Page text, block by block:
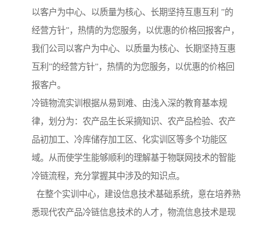
以客户为中心、以质量为核心、长期坚持互惠互利 ”的
经营方针”，热情的为您服务，以优惠的价格回报客户，
我们公司以客户为中心、以质量为核心、长期坚持互惠
互利”的经营方针”，热情的为您服务，以优惠的价格回
报客户。
冷链物流实训根据从易到难、由浅入深的教育基本规
律，划分为：农产品生长采摘知识、农产品检验、农产
品初加工、冷库储存加工区、化实训区等多个功能区
域。从而使学生能够顺利的理解基于物联网技术的智能
冷链流程，充分掌握其中涉及的知识点。
在整个实训中心，建设信息技术基础系统，意在培养熟
悉现代农产品冷链信息技术的人才，物流信息技术是现